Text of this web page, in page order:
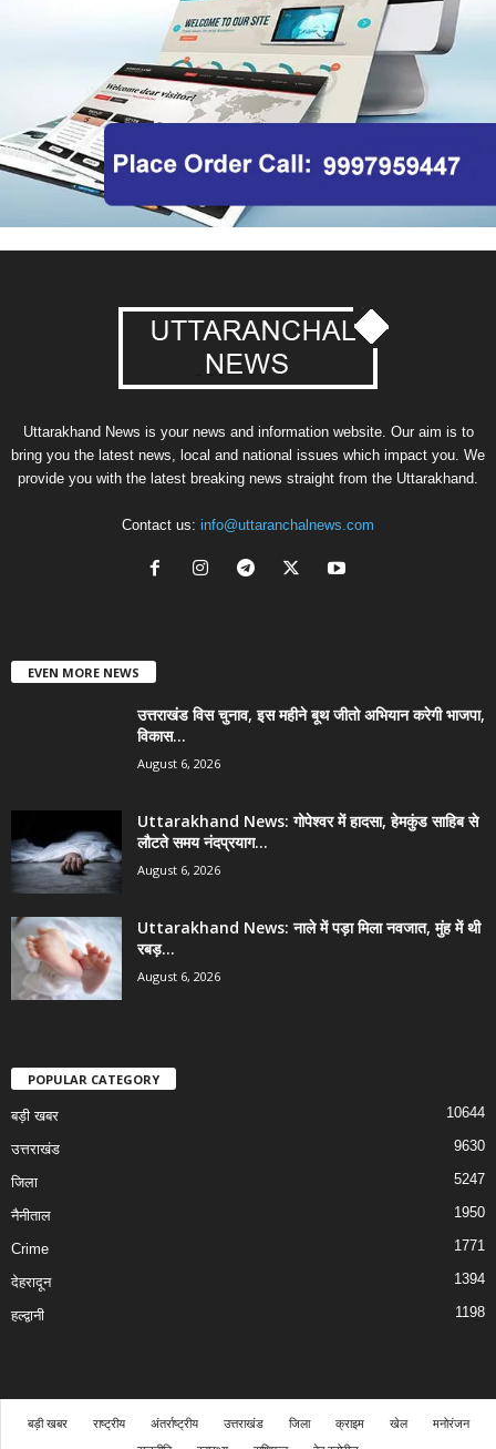
Uttarakhand News is your news and information website. Our aim is to
bring you the latest news, local and national issues which impact you. We
provide you with the latest breaking news straight from the Uttarakhand.
Contact us: info@uttaranchalnews.com
EVEN MORE NEWS
उत्तराखंड विस चुनाव, इस महीने बूथ जीतो अभियान करेगी भाजपा,
विकास...
August 6, 2026
Uttarakhand News: गोपेश्वर में हादसा, हेमकुंड साहिब से
लौटते समय नंदप्रयाग...
August 6, 2026
Uttarakhand News: नाले में पड़ा मिला नवजात, मुंह में थी
रबड़...
August 6, 2026
POPULAR CATEGORY
बड़ी खबर 10644
उत्तराखंड 9630
जिला 5247
नैनीताल 1950
Crime 1771
देहरादून 1394
हल्द्वानी 1198
बड़ी खबर राष्ट्रीय अंतर्राष्ट्रीय उत्तराखंड जिला क्राइम खेल
मनोरंजन